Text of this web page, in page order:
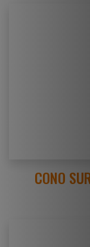
CONO